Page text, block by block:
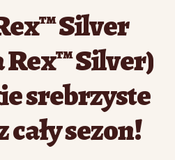
Silver
Silver)
srebrzyste
sezon!